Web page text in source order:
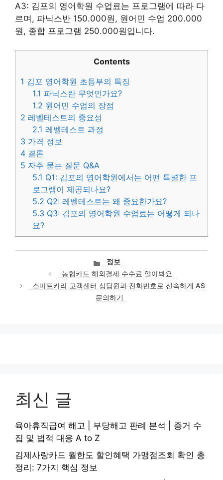
A3: 김포의 영어학원 수업료는 프로그램에 따라 다
르며, 파닉스반 150.000원, 원어민 수업 200.000
원, 종합 프로그램 250.000원입니다.
Contents
1 김포 영어학원 초등부의 특징
1.1 파닉스란 무엇인가요?
1.2 원어민 수업의 장점
2 레벨테스트의 중요성
2.1 레벨테스트 과정
3 가격 정보
4 결론
5 자주 묻는 질문 Q&A
5.1 Q1: 김포의 영어학원에서는 어떤 특별한 프
로그램이 제공되나요?
5.2 Q2: 레벨테스트는 왜 중요한가요?
5.3 Q3: 김포의 영어학원 수업료는 어떻게 되나
요?
카
테
고
리
정보
농협카드 해외결제 수수료 알아봐요
스마트카라 고객센터 상담원과 전화번호로 신속하게 AS
문의하기
최신 글
육아휴직급여 해고 | 부당해고 판례 분석 | 증거 수
집 및 법적 대응 A to Z
김제사랑카드 월한도 할인혜택 가맹점조회 확인 총
정리: 7가지 핵심 정보